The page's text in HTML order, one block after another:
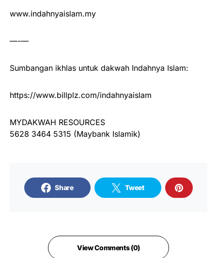
www.indahnyaislam.my
—-—
Sumbangan ikhlas untuk dakwah Indahnya Islam:
https://www.billplz.com/indahnyaislam
MYDAKWAH RESOURCES
5628 3464 5315 (Maybank Islamik)
Share Tweet
View Comments (0)